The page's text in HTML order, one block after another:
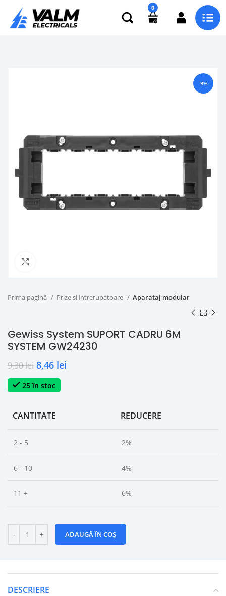
0
-9%
Prima pagină Prize si intrerupatoare Aparataj modular
Gewiss System SUPORT CADRU 6M
SYSTEM GW24230
9,30lei 8,46 lei
25 în stoc
CANTITATE REDUCERE
2 - 5 2%
6 - 10 4%
11 + 6%
ADAUGĂ ÎN COȘ
DESCRIERE